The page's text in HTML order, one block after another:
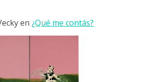
en¿Qué me contás?